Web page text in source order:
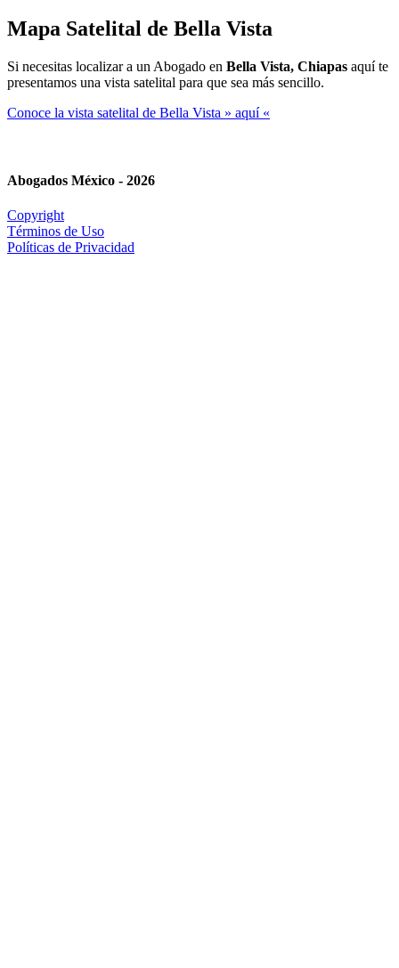
Mapa Satelital de Bella Vista
Si necesitas localizar a un Abogado en Bella Vista, Chiapas aquí te
presentamos una vista satelital para que sea más sencillo.
Conoce la vista satelital de Bella Vista » aquí «
Abogados México - 2026
Copyright
Términos de Uso
Políticas de Privacidad